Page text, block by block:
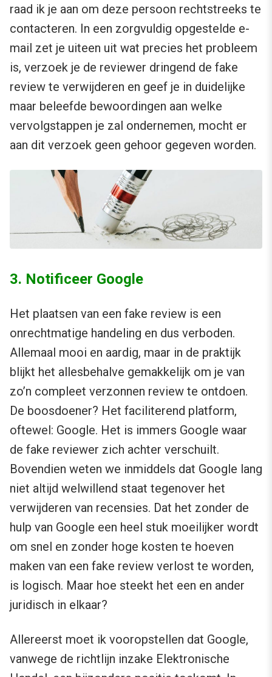
raad ik je aan om deze persoon rechtstreeks te
contacteren. In een zorgvuldig opgestelde e-
mail zet je uiteen uit wat precies het probleem
is, verzoek je de reviewer dringend de fake
review te verwijderen en geef je in duidelijke
maar beleefde bewoordingen aan welke
vervolgstappen je zal ondernemen, mocht er
aan dit verzoek geen gehoor gegeven worden.
3. Notificeer Google
Het plaatsen van een fake review is een
onrechtmatige handeling en dus verboden.
Allemaal mooi en aardig, maar in de praktijk
blijkt het allesbehalve gemakkelijk om je van
zo’n compleet verzonnen review te ontdoen.
De boosdoener? Het faciliterend platform,
oftewel: Google. Het is immers Google waar
de fake reviewer zich achter verschuilt.
Bovendien weten we inmiddels dat Google lang
niet altijd welwillend staat tegenover het
verwijderen van recensies. Dat het zonder de
hulp van Google een heel stuk moeilijker wordt
om snel en zonder hoge kosten te hoeven
maken van een fake review verlost te worden,
is logisch. Maar hoe steekt het een en ander
juridisch in elkaar?
Allereerst moet ik vooropstellen dat Google,
vanwege de richtlijn inzake Elektronische